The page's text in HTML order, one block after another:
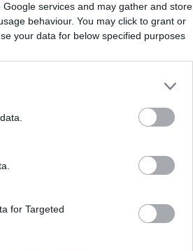
services and may gather and store
behaviour. You may click to grant or
your data for below specified purposes
for Targeted
Mussolini,